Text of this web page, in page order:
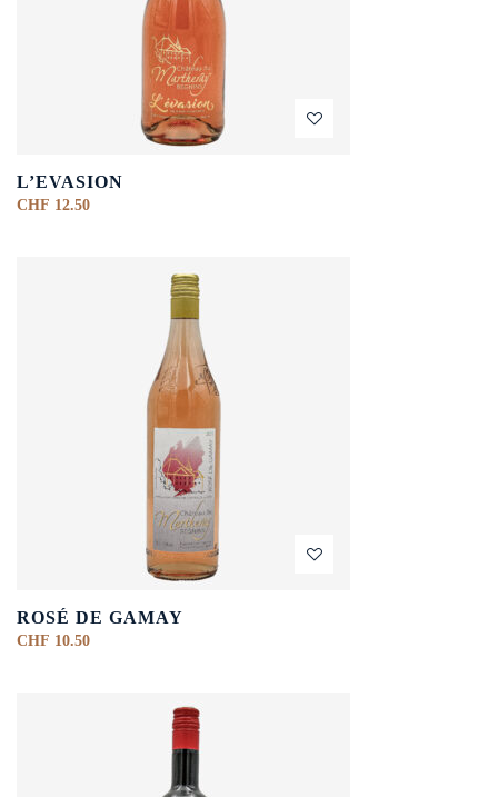
L’EVASION
CHF 12.50
ROSÉ DE GAMAY
CHF 10.50